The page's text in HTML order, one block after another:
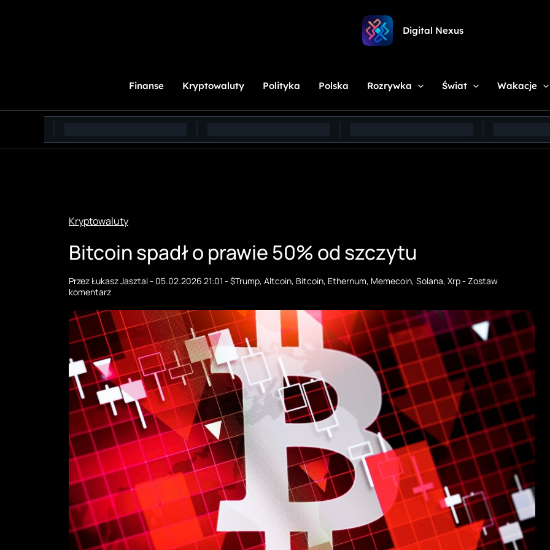
Digital Nexus
Finanse Kryptowaluty Polityka Polska Rozrywka Świat Wakacje
Kryptowaluty
Bitcoin spadł o prawie 50% od szczytu
PrzezŁukasz Jasztal- 05.02.2026 21:01 - $Trump, Altcoin, Bitcoin, Ethernum, Memecoin, Solana, Xrp- Zostaw
komentarz